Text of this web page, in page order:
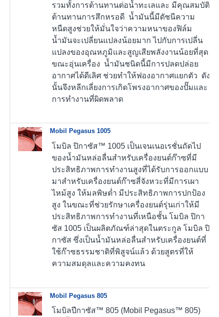
รวมทั้งการต้านทานต่อน้ำทะเลและ มีคุณสมบัติ
ต้านทานการสึกหรอดี น้ำมันนี้มีดัชนีความ
หนืดสูงช่วยให้มั่นใจว่าความหนาของฟิล์ม
น้ำมันจะเปลี่ยนแปลงน้อยมาก ไปกับการเปลี่น
แปลงของอุณหภูมิและสูญเสียพลังงานน้อยที่สุด
ขณะอุ่นเครื่อง น้ำมันชนิดนี้มีการปลดปล่อย
อากาศได้ดีเลิศ ช่วยทำให้ฟองอากาศแยกตัว ดัง
นั้นจึงหลีกเลี่ยงการเกิดโพรงอากาศของปั๊มและ
การทำงานที่ผิดพลาด
Mobil Pegasus 1005
โมบิล ปิกาซัส™ 1005 เป็นเจนเนอเรชั่นถัดไป
ของน้ำมันหล่อลื่นสำหรับเครื่องยนต์ก๊าซที่มี
ประสิทธิภาพการทำงานสูงที่ได้รับการออกแบบ
มาสำหรับเครื่องยนต์ก๊าซสี่จังหวะที่มีการเผา
ไหม้สูง ให้มลพิษต่ำ มีประสิทธิภาพการปกป้อง
สูง ในขณะที่ช่วยรักษาเครื่องยนต์รุ่นเก่าให้มี
ประสิทธิภาพการทำงานที่เหนือชั้น โมบิล ปิกา
ซัส 1005 เป็นผลิตภัณฑ์ล่าสุดในตระกูล โมบิล ปิ
กาซัส ซึ่งเป็นน้ำมันหล่อลื่นสำหรับเครื่องยนต์ที่
ใช้ก๊าซธรรมชาติที่พิสูจน์แล้ว ด้วยสูตรที่ให้
ความสมดุลและความคงทน
Mobil Pegasus 805
โมบิลปีกาซัส™ 805 (Mobil Pegasus™ 805)